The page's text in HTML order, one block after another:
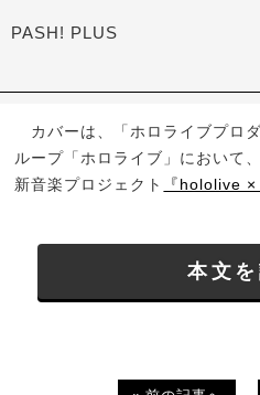
PASH! PLUS
カバーは、「ホロライブプロ
ループ「ホロライブ」において
新音楽プロジェクト
『hololive
本文